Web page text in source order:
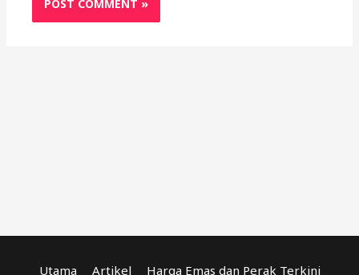
Utama Artikel Harga Emas dan Perak Terkini